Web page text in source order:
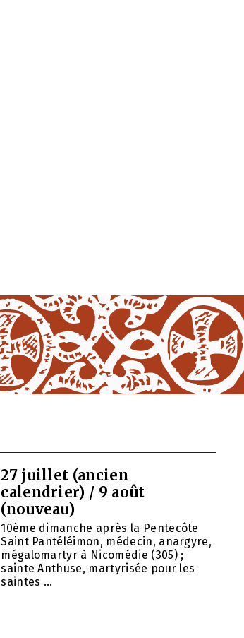
27 juillet (ancien
calendrier) / 9 août
(nouveau)
10ème dimanche après la Pentecôte
Saint Pantéléimon, médecin, anargyre,
mégalomartyr à Nicomédie (305) ;
sainte Anthuse, martyrisée pour les
saintes ...